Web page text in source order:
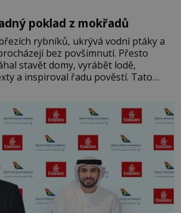
poklad z mokřadů
rybníků, ukrývá vodní ptáky a
bez povšimnutí. Přesto
stavět domy, vyrábět lodě,
a inspiroval řadu pověstí. Tato
se však podívat